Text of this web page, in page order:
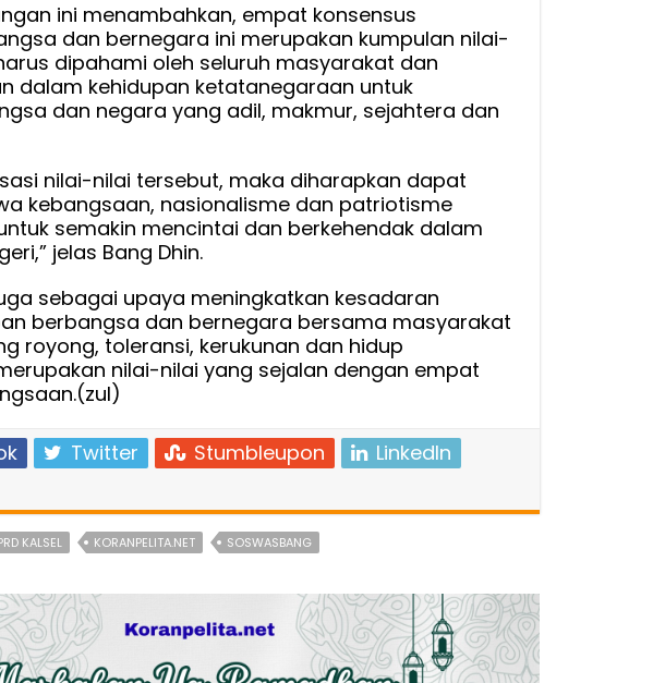
ini menambahkan, empat konsensus
dan bernegara ini merupakan kumpulan nilai-
dipahami oleh seluruh masyarakat dan
dalam kehidupan ketatanegaraan untuk
dan negara yang adil, makmur, sejahtera dan
nilai-nilai tersebut, maka diharapkan dapat
kebangsaan, nasionalisme dan patriotisme
semakin mencintai dan berkehendak dalam
jelas Bang Dhin.
sebagai upaya meningkatkan kesadaran
berbangsa dan bernegara bersama masyarakat
royong, toleransi, kerukunan dan hidup
nilai-nilai yang sejalan dengan empat
Twitter Stumbleupon
LinkedIn
KALSEL KORANPELITA.NET SOSWASBANG